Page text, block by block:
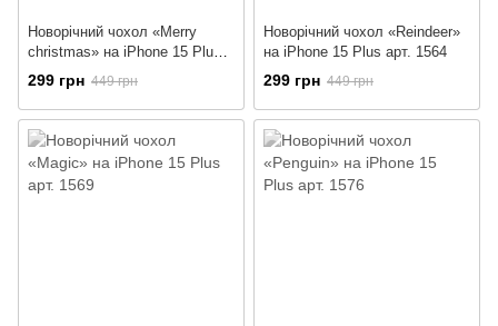
Новорічний чохол «Merry
christmas» на iPhone 15 Plus
арт. 1527
299 грн 449 грн
Новорічний чохол «Reindeer»
на iPhone 15 Plus арт. 1564
299 грн 449 грн